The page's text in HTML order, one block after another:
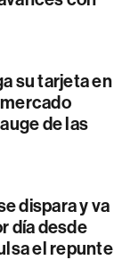
su tarjeta en
de las
dispara y va
día desde
el repunte